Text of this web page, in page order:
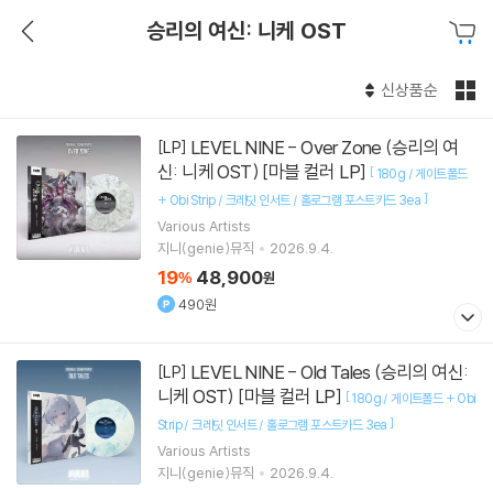
승리의 여신: 니케 OST
신상품순
[LP]
신: 니케 OST) [마블 컬러 LP] [ 180g / 게이트폴드
+ Obi Strip / 크레딧 인서트 / 홀로그램 포스트카드 3ea ]
Various Artists
지니(genie)뮤직
2026.9.4.
19% 48,900원
490원
[LP]
니케 OST) [마블 컬러 LP] [180g / 게이트폴드 + Obi
Strip / 크레딧 인서트 / 홀로그램 포스트카드 3ea ]
Various Artists
지니(genie)뮤직
2026.9.4.